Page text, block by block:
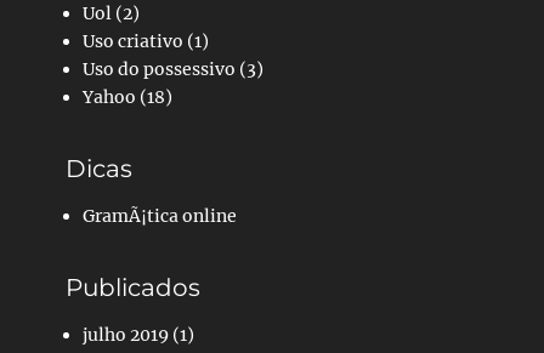
Uol (2)
Uso criativo (1)
Uso do possessivo (3)
Yahoo (18)
Dicas
GramÃ¡tica online
Publicados
julho 2019 (1)